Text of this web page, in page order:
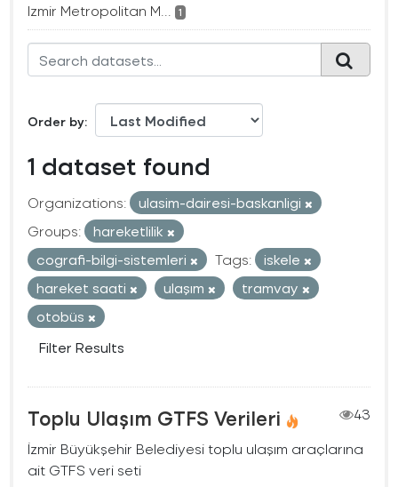
Izmir Metropolitan M... 1
Order by
1 dataset found
Organizations:
ulasim-dairesi-baskanligi
Groups:
hareketlilik
cografi-bilgi-sistemleri
Tags:
iskele
hareket saati
ulaşım
tramvay
otobüs
Filter Results
Toplu Ulaşım GTFS Verileri
43
İzmir Büyükşehir Belediyesi toplu ulaşım araçlarına
ait GTFS veri seti